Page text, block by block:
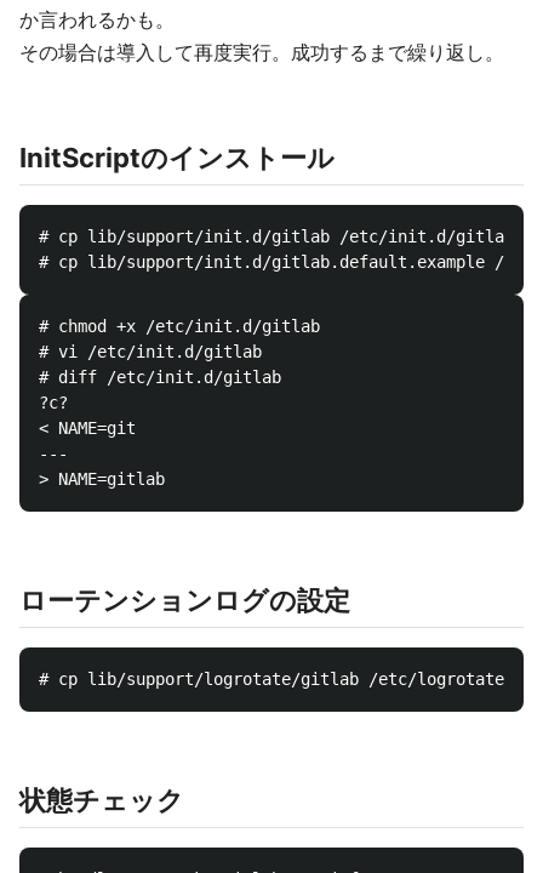
か言われるかも。
その場合は導入して再度実行。成功するまで繰り返し。
InitScriptのインストール
# cp lib/support/init.d/gitlab /etc/init.d/gitlab
# chmod +x /etc/init.d/gitlab
# vi /etc/init.d/gitlab
# diff /etc/init.d/gitlab
?c?
< NAME=git
---
ローテンションログの設定
状態チェック